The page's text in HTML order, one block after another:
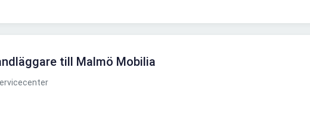
till Malmö Mobilia